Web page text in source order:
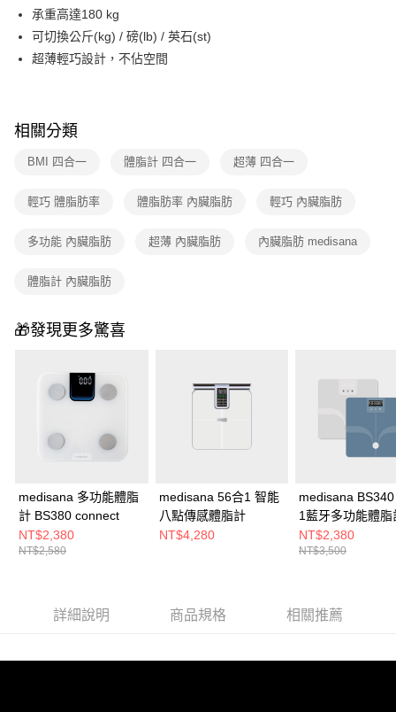
運送方式
宅配
免運費
承重高達180 kg
可切換公斤(kg) / 磅(lb) / 英石(st)
超薄輕巧設計，不佔空間
相關分類
BMI 四合一 體脂計 四合一 超薄 四合一
輕巧 體脂肪率 體脂肪率 內臟脂肪 輕巧 內臟脂肪
多功能 內臟脂肪 超薄 內臟脂肪 內臟脂肪 medisana
體脂計 內臟脂肪
🎁發現更多驚喜
medisana 多功能體脂
計 BS380 connect
NT$2,380
NT$2,580
medisana 56合1 智能
八點傳感體脂計
NT$4,280
medisana
1藍牙多功能體脂
(藍/白)
NT$2,380
NT$3,500
詳細說明 商品規格 相關推薦